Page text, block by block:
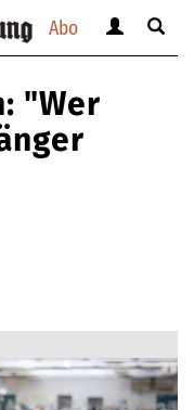
Abo
anzeigen
Suche
"Wer